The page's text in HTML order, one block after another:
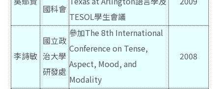
國科會
TESOL學生會議
李詩敏
國立政
治大學
研發處
參加The 8th International
Conference on Tense,
Aspect, Mood, and
Modality
2008